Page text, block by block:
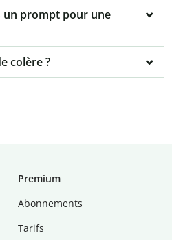
un prompt pour une
colère ?
Premium
Abonnements
Tarifs